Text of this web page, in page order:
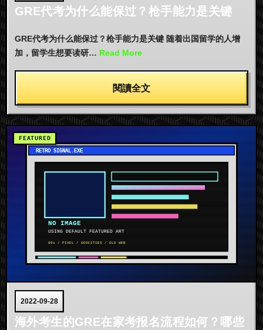
GRE代考为什么能保过？枪手能力是关键
GRE代考为什么能保过？枪手能力是关键 随着出国留学的人增
加，留学生想要读研… Read More
閱讀全文
2022-09-28
海外考生的GRE在家考报名流程如何？哪些